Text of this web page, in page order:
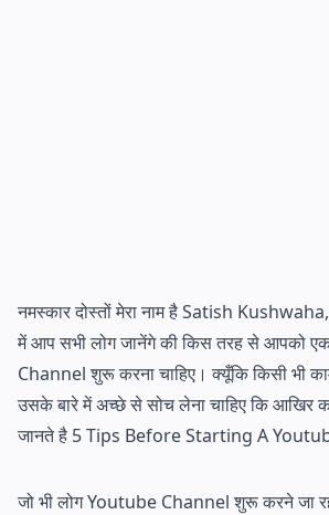
नमस्कार दोस्तों मेरा नाम है Satish
में आप सभी लोग जानेंगे की किस तरह से आपको
Channel शुरू करना चाहिए। क्यूँकि किसी भी
उसके बारे में अच्छे से सोच लेना चाहिए कि आखिर
जानते है 5 Tips Before Starting A
जो भी लोग Youtube Channel शुरू करने जा